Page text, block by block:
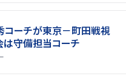
コーチが東京－町田戦視
守備担当コーチ